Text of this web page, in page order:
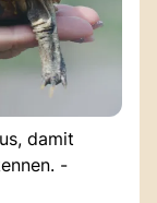
damit
-